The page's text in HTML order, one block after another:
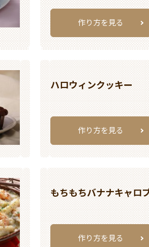
作り方を見る
ハロウィンクッキー
作り方を見る
もちもちバナナキャロ
作り方を見る